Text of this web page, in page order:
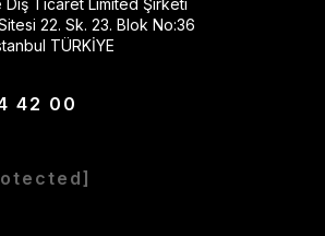
22. Sk. 23. Blok No:36
TÜRKİYE
42 00